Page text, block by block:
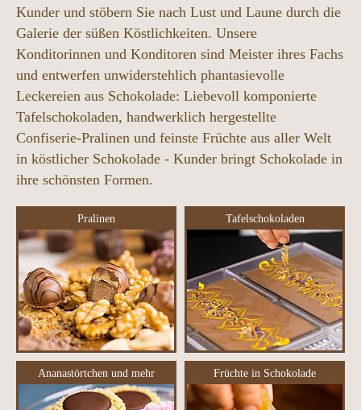
Kunder und stöbern Sie nach Lust und Laune durch die
Galerie der süßen Köstlichkeiten. Unsere
Konditorinnen und Konditoren sind Meister ihres Fachs
und entwerfen unwiderstehlich phantasievolle
Leckereien aus Schokolade: Liebevoll komponierte
Tafelschokoladen, handwerklich hergestellte
Confiserie-Pralinen und feinste Früchte aus aller Welt
in köstlicher Schokolade - Kunder bringt Schokolade in
ihre schönsten Formen.
Pralinen Tafelschokoladen
Ananastörtchen und mehr Früchte in Schokolade